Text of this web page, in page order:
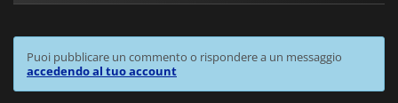
Puoi pubblicare un commento o rispondere a un messaggio
accedendo al tuo account